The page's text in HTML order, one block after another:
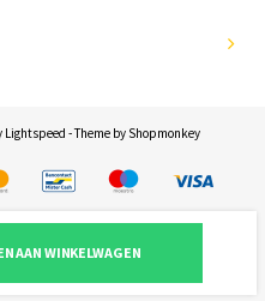
AAN WINKELWAGEN
Lightspeed - Theme by Shopmonkey